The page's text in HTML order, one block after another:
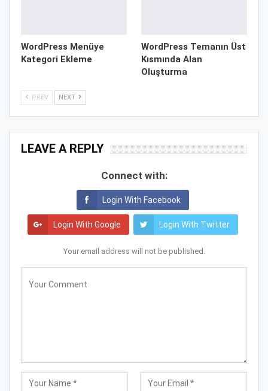
WordPress Menüye
Kategori Ekleme
WordPress Temanın Üst
Kısmında Alan
Oluşturma
PREV NEXT
LEAVE A REPLY
Connect with:
Login With Facebook
Login With Google Login With Twitter
Your email address will not be published.